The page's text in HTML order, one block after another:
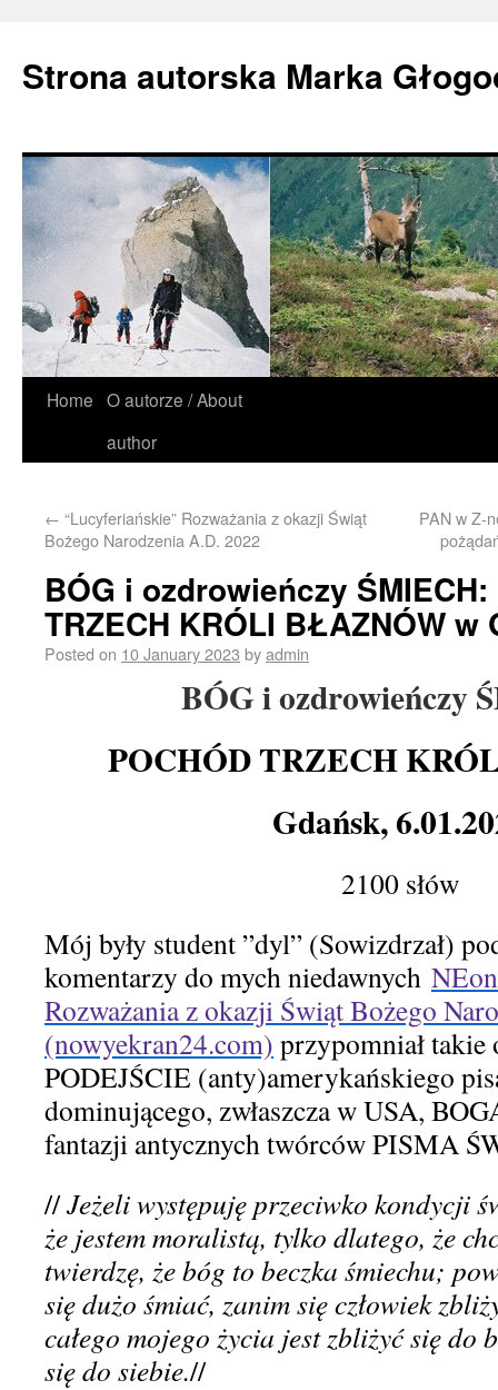
Strona autorska Marka
Home O autorze / About
author
← “Lucyferiańskie” Rozważania z okazji Świąt
Bożego Narodzenia A.D. 2022
PAN w Z-
BÓG i ozdrowieńczy ŚMIECH:
TRZECH KRÓLI BŁAZNÓW w
Posted on 10 January 2023 byadmin
BÓG i ozdrowieńczy
POCHÓD TRZECH
Gdańsk,
2100 słów
Mój były student ”dyl” (Sowizdrzał)
komentarzy do mych niedawnych
Rozważania z okazji Świąt Bożego
(nowyekran24.com) przypomniał
PODEJŚCIE (anty)amerykańskiego
dominującego, zwłaszcza w USA,
fantazji antycznych twórców PISMA
//Jeżeli występuję przeciwko kondycji
że jestem moralistą, tylko dlatego, że
twierdzę, że bóg to beczka śmiechu;
się dużo śmiać, zanim się człowiek
całego mojego życia jest zbliżyć się do
się do siebie.//